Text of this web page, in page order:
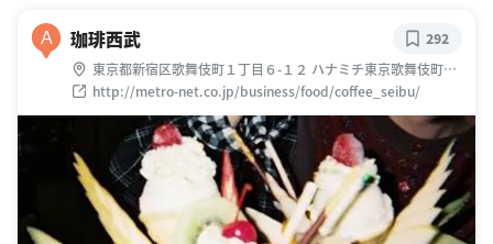
A 珈琲西武
東京都新宿区歌舞伎町１丁目６-１２ ハナミチ東京歌舞伎町2
階
http://metro-net.co.jp/business/food/coffee_seibu/
292